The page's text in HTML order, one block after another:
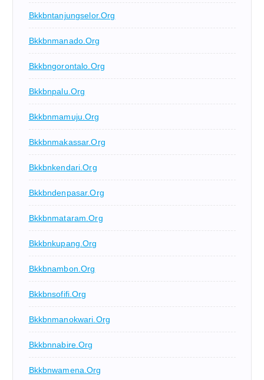
Bkkbntanjungselor.org
Bkkbnmanado.org
Bkkbngorontalo.org
Bkkbnpalu.org
Bkkbnmamuju.org
Bkkbnmakassar.org
Bkkbnkendari.org
Bkkbndenpasar.org
Bkkbnmataram.org
Bkkbnkupang.org
Bkkbnambon.org
Bkkbnsofifi.org
Bkkbnmanokwari.org
Bkkbnnabire.org
Bkkbnwamena.org